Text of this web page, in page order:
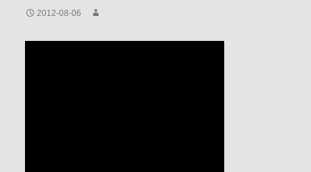
2012-08-06